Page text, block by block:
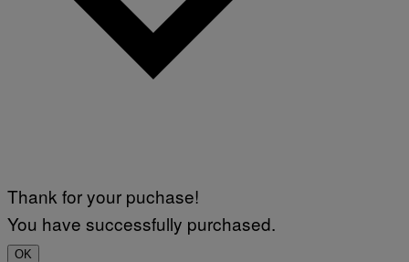
Thank for your puchase!
You have successfully purchased.
OK